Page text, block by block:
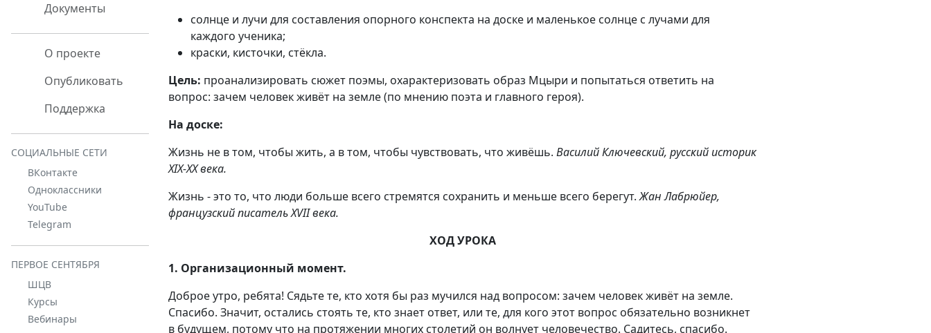
Документы
О проекте
Опубликовать
Поддержка
СОЦИАЛЬНЫЕ СЕТИ
ВКонтакте
Одноклассники
YouTube
Telegram
ПЕРВОЕ СЕНТЯБРЯ
ШЦВ
Курсы
Вебинары
солнце и лучи для составления опорного конспекта на доске и маленькое солнце с лучами для
каждого ученика;
краски, кисточки, стёкла.
Цель: проанализировать сюжет поэмы, охарактеризовать образ Мцыри и попытаться ответить на
вопрос: зачем человек живёт на земле (по мнению поэта и главного героя).
На доске:
Жизнь не в том, чтобы жить, а в том, чтобы чувствовать, что живёшь. Василий Ключевский, русский историк
XIX-XX века.
Жизнь - это то, что люди больше всего стремятся сохранить и меньше всего берегут.Жан Лабрюйер,
французский писатель XVII века.
ХОД УРОКА
1. Организационный момент.
Доброе утро, ребята! Сядьте те, кто хотя бы раз мучился над вопросом: зачем человек живёт на земле.
Спасибо. Значит, остались стоять те, кто знает ответ, или те, для кого этот вопрос обязательно возникнет
в будущем, потому что на протяжении многих столетий он волнует человечество. Садитесь, спасибо.